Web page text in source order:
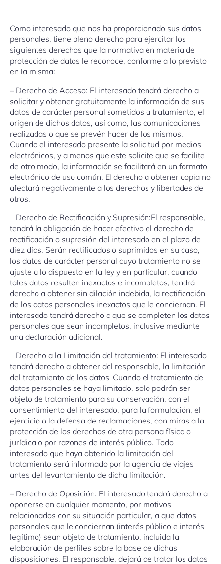
Como interesado que nos ha proporcionado sus datos
personales, tiene pleno derecho para ejercitar los
siguientes derechos que la normativa en materia de
protección de datos le reconoce, conforme a lo previsto
en la misma:
– Derecho de Acceso: El interesado tendrá derecho a
solicitar y obtener gratuitamente la información de sus
datos de carácter personal sometidos a tratamiento, el
origen de dichos datos, así como, las comunicaciones
realizadas o que se prevén hacer de los mismos.
Cuando el interesado presente la solicitud por medios
electrónicos, y a menos que este solicite que se facilite
de otro modo, la información se facilitará en un formato
electrónico de uso común. El derecho a obtener copia no
afectará negativamente a los derechos y libertades de
otros.
– Derecho de Rectificación y Supresión:El responsable,
tendrá la obligación de hacer efectivo el derecho de
rectificación o supresión del interesado en el plazo de
diez días. Serán rectificados o suprimidos en su caso,
los datos de carácter personal cuyo tratamiento no se
ajuste a lo dispuesto en la ley y en particular, cuando
tales datos resulten inexactos e incompletos, tendrá
derecho a obtener sin dilación indebida, la rectificación
de los datos personales inexactos que le conciernan. El
interesado tendrá derecho a que se completen los datos
personales que sean incompletos, inclusive mediante
una declaración adicional.
– Derecho a la Limitación del tratamiento: El interesado
tendrá derecho a obtener del responsable, la limitación
del tratamiento de los datos. Cuando el tratamiento de
datos personales se haya limitado, solo podrán ser
objeto de tratamiento para su conservación, con el
consentimiento del interesado, para la formulación, el
ejercicio o la defensa de reclamaciones, con miras a la
protección de los derechos de otra persona física o
jurídica o por razones de interés público. Todo
interesado que haya obtenido la limitación del
tratamiento será informado por la agencia de viajes
antes del levantamiento de dicha limitación.
– Derecho de Oposición: El interesado tendrá derecho a
oponerse en cualquier momento, por motivos
relacionados con su situación particular, a que datos
personales que le conciernan (interés público e interés
legítimo) sean objeto de tratamiento, incluida la
elaboración de perfiles sobre la base de dichas
disposiciones. El responsable, dejará de tratar los datos